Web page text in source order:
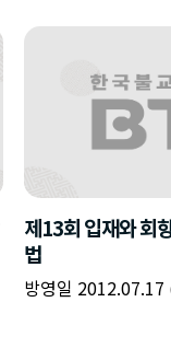
제13회 입재와 회
법
방영일 2012.07.17